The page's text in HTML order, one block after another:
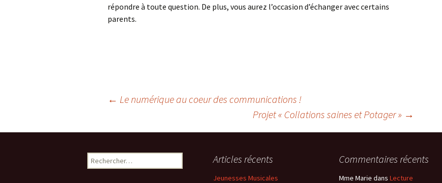
répondre à toute question. De plus, vous aurez l’occasion d’échanger avec certains
parents.
← Le numérique au coeur des communications !
Projet « Collations saines et Potager » →
R
e
Articles récents
Jeunesses Musicales
Commentaires récents
Mme Marie dans Lecture